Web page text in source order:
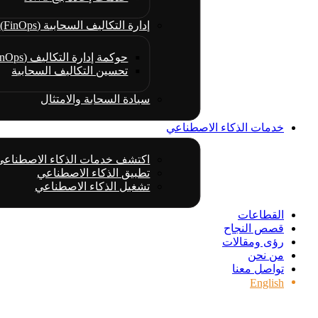
إدارة التكاليف السحابية (FinOps)
حوكمة إدارة التكاليف (FinOps)
تحسين التكاليف السحابية
سيادة السحابة والامتثال
خدمات الذكاء الاصطناعي
اكتشف خدمات الذكاء
تطبيق الذكاء الاصطناعي
تشغيل الذكاء الاصطناعي
القطاعات
قصص النجاح
رؤى ومقالات
من نحن
تواصل معنا
English